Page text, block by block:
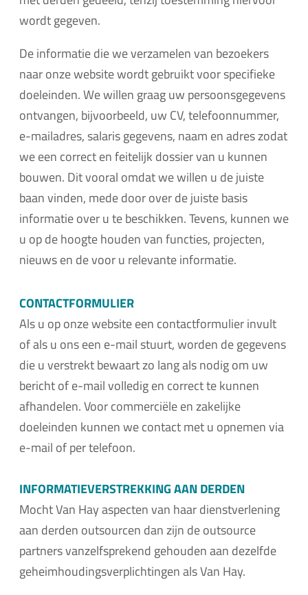
wordt gegeven.
De informatie die we verzamelen van bezoekers
naar onze website wordt gebruikt voor specifieke
doeleinden. We willen graag uw persoonsgegevens
ontvangen, bijvoorbeeld, uw CV, telefoonnummer,
e-mailadres, salaris gegevens, naam en adres zodat
we een correct en feitelijk dossier van u kunnen
bouwen. Dit vooral omdat we willen u de juiste
baan vinden, mede door over de juiste basis
informatie over u te beschikken. Tevens, kunnen we
u op de hoogte houden van functies, projecten,
nieuws en de voor u relevante informatie.
CONTACTFORMULIER
Als u op onze website een contactformulier invult
of als u ons een e-mail stuurt, worden de gegevens
die u verstrekt bewaart zo lang als nodig om uw
bericht of e-mail volledig en correct te kunnen
afhandelen. Voor commerciële en zakelijke
doeleinden kunnen we contact met u opnemen via
e-mail of per telefoon.
INFORMATIEVERSTREKKING AAN DERDEN
Mocht Van Hay aspecten van haar dienstverlening
aan derden outsourcen dan zijn de outsource
partners vanzelfsprekend gehouden aan dezelfde
geheimhoudingsverplichtingen als Van Hay.